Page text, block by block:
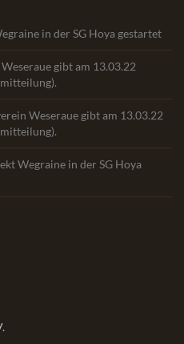
in der SG Hoya gestartet
gibt am 13.03.22
Weseraue gibt am 13.03.22
Wegraine in der SG Hoya